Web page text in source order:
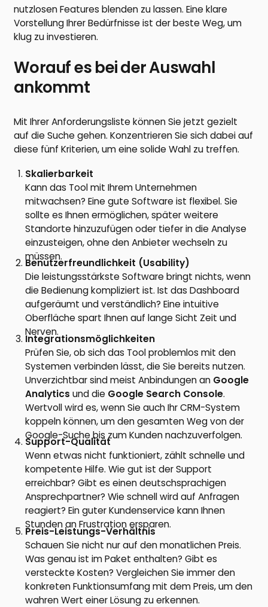
nutzlosen Features blenden zu lassen. Eine klare
Vorstellung Ihrer Bedürfnisse ist der beste Weg, um
klug zu investieren.
Worauf es bei der Auswahl
ankommt
Mit Ihrer Anforderungsliste können Sie jetzt gezielt
auf die Suche gehen. Konzentrieren Sie sich dabei auf
diese fünf Kriterien, um eine solide Wahl zu treffen.
Skalierbarkeit
Kann das Tool mit Ihrem Unternehmen
mitwachsen? Eine gute Software ist flexibel. Sie
sollte es Ihnen ermöglichen, später weitere
Standorte hinzuzufügen oder tiefer in die Analyse
einzusteigen, ohne den Anbieter wechseln zu
müssen.
Benutzerfreundlichkeit (Usability)
Die leistungsstärkste Software bringt nichts, wenn
die Bedienung kompliziert ist. Ist das Dashboard
aufgeräumt und verständlich? Eine intuitive
Oberfläche spart Ihnen auf lange Sicht Zeit und
Nerven.
Integrationsmöglichkeiten
Prüfen Sie, ob sich das Tool problemlos mit den
Systemen verbinden lässt, die Sie bereits nutzen.
Unverzichtbar sind meist Anbindungen an Google
Analytics und die Google Search Console.
Wertvoll wird es, wenn Sie auch Ihr CRM-System
koppeln können, um den gesamten Weg von der
Google-Suche bis zum Kunden nachzuverfolgen.
Support-Qualität
Wenn etwas nicht funktioniert, zählt schnelle und
kompetente Hilfe. Wie gut ist der Support
erreichbar? Gibt es einen deutschsprachigen
Ansprechpartner? Wie schnell wird auf Anfragen
reagiert? Ein guter Kundenservice kann Ihnen
Stunden an Frustration ersparen.
Preis-Leistungs-Verhältnis
Schauen Sie nicht nur auf den monatlichen Preis.
Was genau ist im Paket enthalten? Gibt es
versteckte Kosten? Vergleichen Sie immer den
konkreten Funktionsumfang mit dem Preis, um den
wahren Wert einer Lösung zu erkennen.